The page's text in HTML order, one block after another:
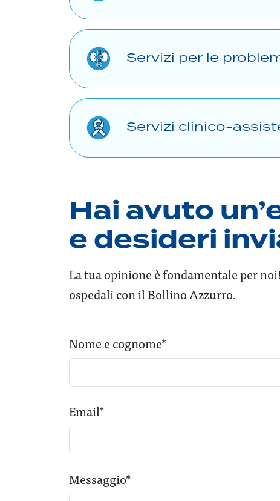
Servizi per le
Servizi clinico-
Hai avuto
e desideri
La tua opinione è fondamentale per
ospedali con il Bollino Azzurro.
Nome e cognome*
Email*
Messaggio*